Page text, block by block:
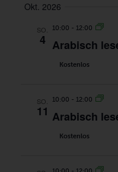
Okt. 2026
SO.
4
10:00 - 12:00
Arabisch
Kostenlos
SO.
11
10:00 - 12:00
Arabisch
Kostenlos